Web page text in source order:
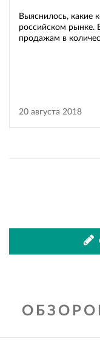
Выяснилось, какие
российском рынке.
продажам в
20 августа 2018